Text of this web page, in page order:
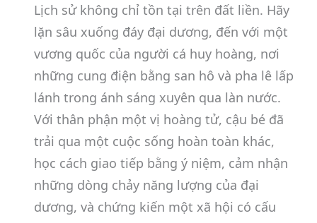
Lịch sử không chỉ tồn tại trên đất liền. Hãy
lặn sâu xuống đáy đại dương, đến với một
vương quốc của người cá huy hoàng, nơi
những cung điện bằng san hô và pha lê lấp
lánh trong ánh sáng xuyên qua làn nước.
Với thân phận một vị hoàng tử, cậu bé đã
trải qua một cuộc sống hoàn toàn khác,
học cách giao tiếp bằng ý niệm, cảm nhận
những dòng chảy năng lượng của đại
dương, và chứng kiến một xã hội có cấu